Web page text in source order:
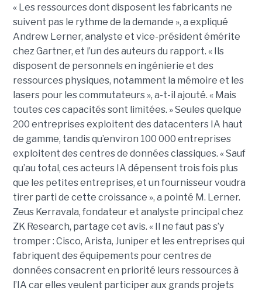
« Les ressources dont disposent les fabricants ne
suivent pas le rythme de la demande », a expliqué
Andrew Lerner, analyste et vice-président émérite
chez Gartner, et l’un des auteurs du rapport. « Ils
disposent de personnels en ingénierie et des
ressources physiques, notamment la mémoire et les
lasers pour les commutateurs », a-t-il ajouté. « Mais
toutes ces capacités sont limitées. » Seules quelque
200 entreprises exploitent des datacenters IA haut
de gamme, tandis qu’environ 100 000 entreprises
exploitent des centres de données classiques. « Sauf
qu’au total, ces acteurs IA dépensent trois fois plus
que les petites entreprises, et un fournisseur voudra
tirer parti de cette croissance », a pointé M. Lerner.
Zeus Kerravala, fondateur et analyste principal chez
ZK Research, partage cet avis. « Il ne faut pas s’y
tromper : Cisco, Arista, Juniper et les entreprises qui
fabriquent des équipements pour centres de
données consacrent en priorité leurs ressources à
l’IA car elles veulent participer aux grands projets